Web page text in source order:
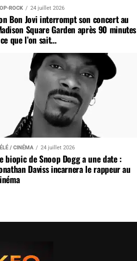
ROCK 24 juillet 2026
Bon Jovi interrompt son concert au
Square Garden après 90 minutes
que l’on sait…
/ CINÉMA 24 juillet 2026
biopic de Snoop Dogg a une date :
Daviss incarnera le rappeur au